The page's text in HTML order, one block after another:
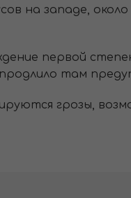
на западе, около
первой
там
грозы,